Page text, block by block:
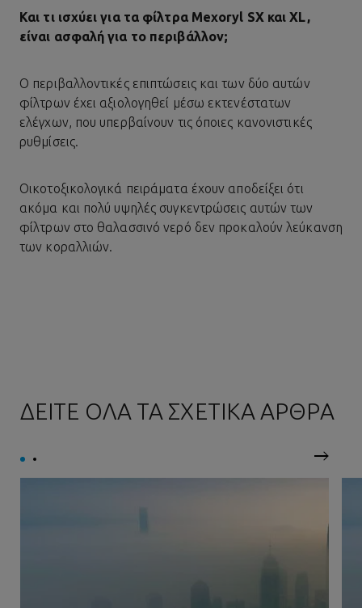
Και τι ισχύει για τα φίλτρα Mexoryl SX και XL,
είναι ασφαλή για το περιβάλλον;
Ο περιβαλλοντικές επιπτώσεις και των δύο αυτών
φίλτρων έχει αξιολογηθεί μέσω εκτενέστατων
ελέγχων, που υπερβαίνουν τις όποιες κανονιστικές
ρυθμίσεις.
Οικοτοξικολογικά πειράματα έχουν αποδείξει ότι
ακόμα και πολύ υψηλές συγκεντρώσεις αυτών των
φίλτρων στο θαλασσινό νερό δεν προκαλούν λεύκανση
των κοραλλιών.
ΔΕΙΤΕ ΟΛΑ ΤΑ ΣΧΕΤΙΚΑ ΑΡΘΡΑ